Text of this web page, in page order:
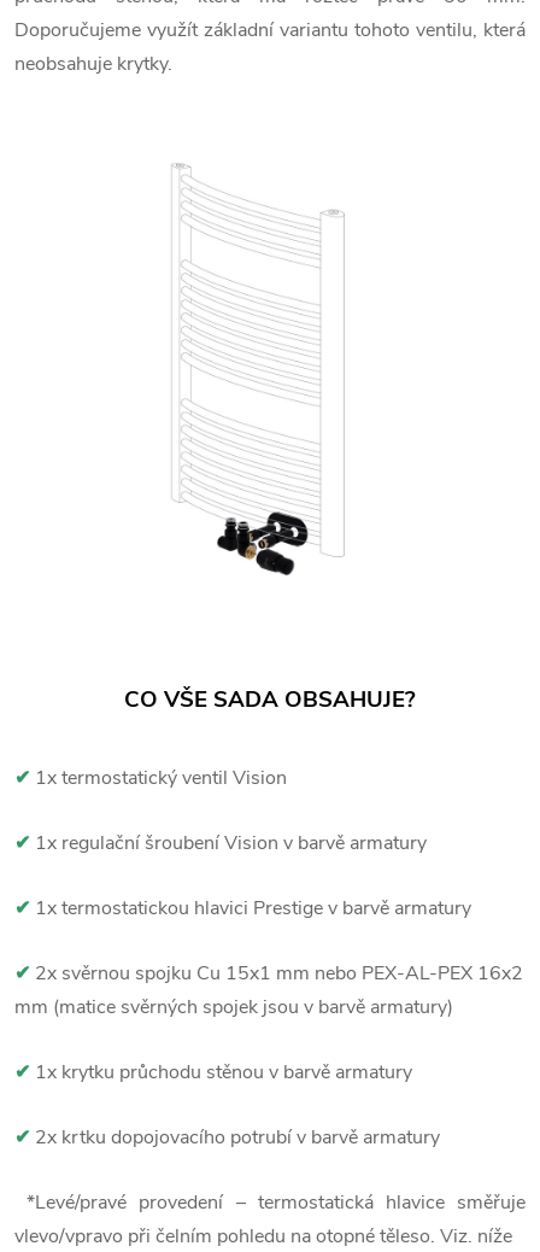
Doporučujeme využít základní variantu tohoto ventilu, která
neobsahuje krytky.
CO VŠE SADA OBSAHUJE?
✔ 1x termostatický ventil Vision
✔ 1x regulační šroubení Vision v barvě armatury
✔ 1x termostatickou hlavici Prestige v barvě armatury
✔ 2x svěrnou spojku Cu 15x1 mm nebo PEX-AL-PEX 16x2
mm (matice svěrných spojek jsou v barvě armatury)
✔ 1x krytku průchodu stěnou v barvě armatury
✔ 2x krtku dopojovacího potrubí v barvě armatury
*Levé/pravé provedení – termostatická hlavice směřuje
vlevo/vpravo při čelním pohledu na otopné těleso. Viz. níže